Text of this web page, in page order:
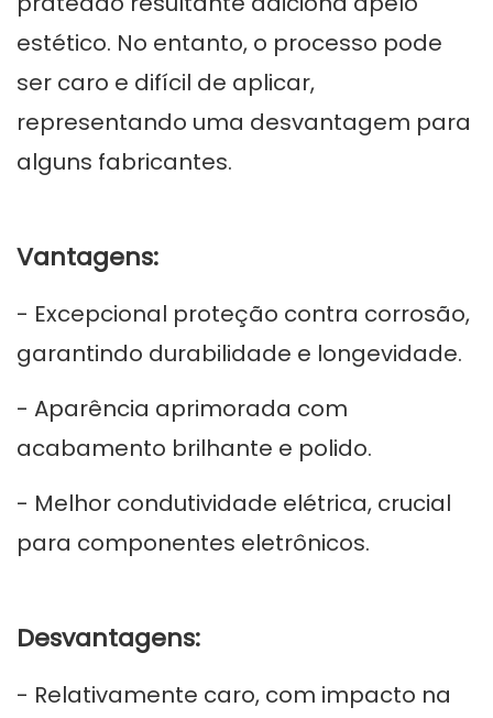
estético. No entanto, o processo pode
ser caro e difícil de aplicar,
representando uma desvantagem para
alguns fabricantes.
Vantagens:
- Excepcional proteção contra corrosão,
garantindo durabilidade e longevidade.
- Aparência aprimorada com
acabamento brilhante e polido.
- Melhor condutividade elétrica, crucial
para componentes eletrônicos.
Desvantagens:
- Relativamente caro, com impacto na